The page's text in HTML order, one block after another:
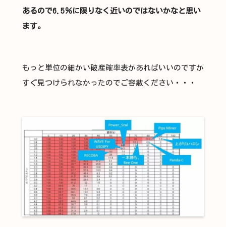
あるので6.5％に限りなく近いのではないかなと思い
ます。
もっと単位の細かい破産確率表があればいいのですが
すぐ見つけられなかったのでご容赦ください・・・